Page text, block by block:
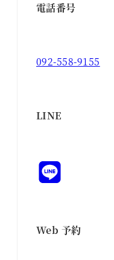
電話番号
092-558-9155
LINE
Web 予約